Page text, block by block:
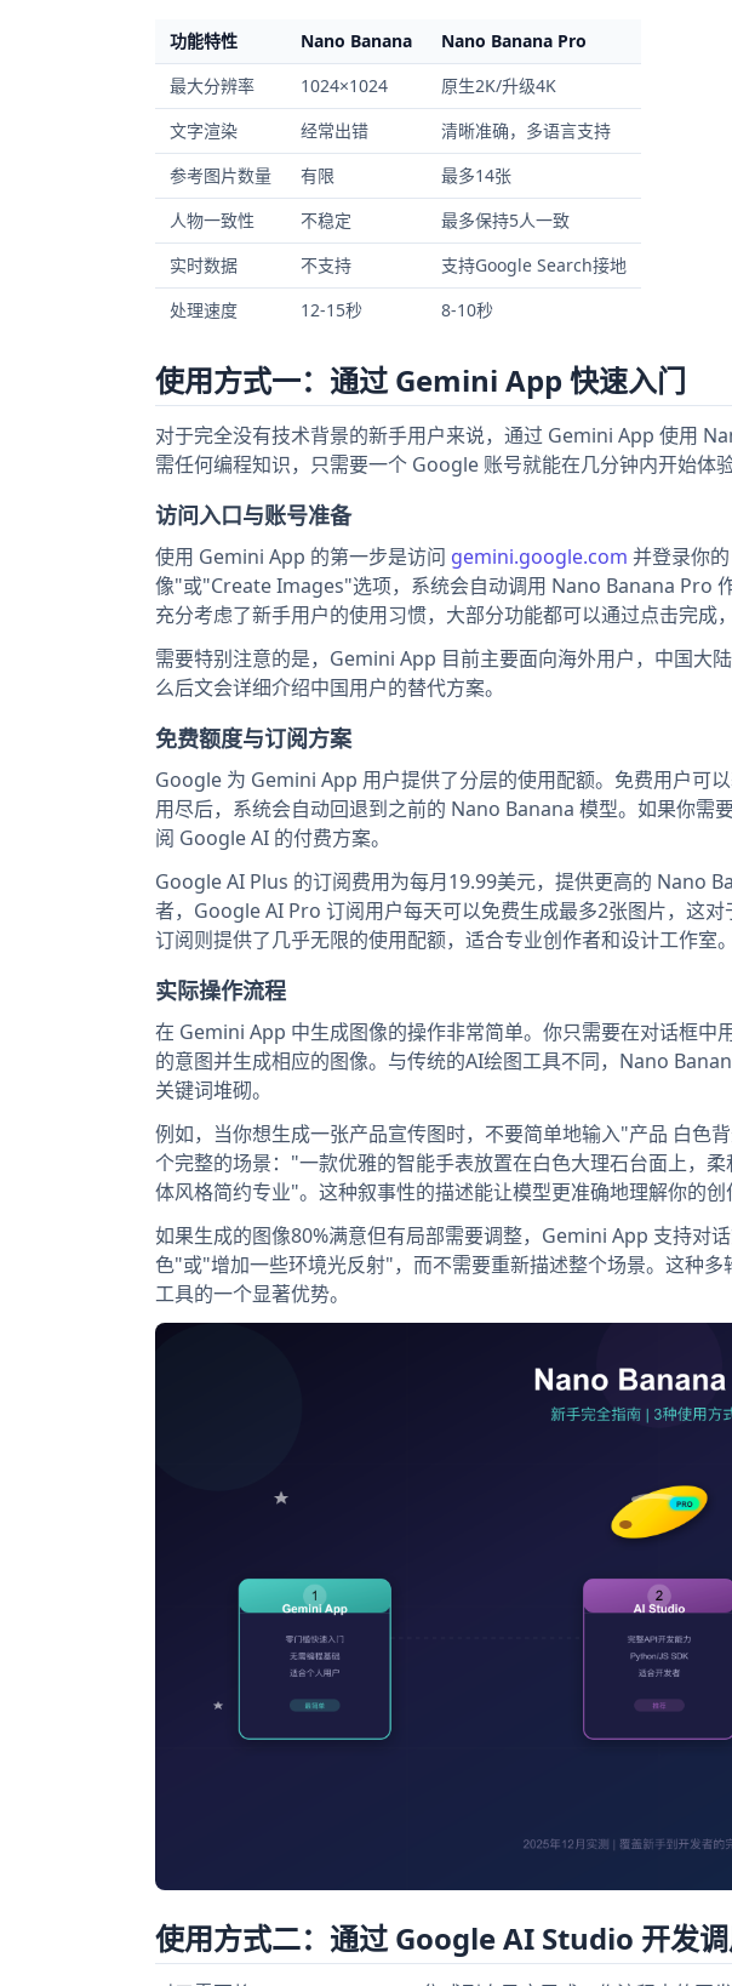
功能特性 Nano Banana
Nano Banana Pro
最大分辨率
1024×1024
原生2K/升级4K
文字渲染
经常出错
清晰准确，多语言支持
参考图片数量
有限
最多14张
人物一致性
不稳定
最多保持5人一致
实时数据
不支持
支持Google Search接地
处理速度
12-15秒 8-10秒
使用方式一：通过 Gemini App 快速入门
对于完全没有技术背景的新手用户来说，通过 Gemini App 使用
需任何编程知识，只需要一个 Google 账号就能在几分钟内开始体
访问入口与账号准备
使用 Gemini App 的第一步是访问 gemini.google.com 并登录你
像"或"Create Images"选项，系统会自动调用 Nano Banana Pro
充分考虑了新手用户的使用习惯，大部分功能都可以通过点击完成
需要特别注意的是，Gemini App 目前主要面向海外用户，中国大
么后文会详细介绍中国用户的替代方案。
免费额度与订阅方案
Google 为 Gemini App 用户提供了分层的使用配额。免费用户可
用尽后，系统会自动回退到之前的 Nano Banana 模型。如果你需
阅 Google AI 的付费方案。
Google AI Plus 的订阅费用为每月19.99美元，提供更高的 Nano
者，Google AI Pro 订阅用户每天可以免费生成最多2张图片，这
订阅则提供了几乎无限的使用配额，适合专业创作者和设计工作室。
实际操作流程
在 Gemini App 中生成图像的操作非常简单。你只需要在对话框中
的意图并生成相应的图像。与传统的AI绘图工具不同，Nano
关键词堆砌。
例如，当你想生成一张产品宣传图时，不要简单地输入"产品 白色
个完整的场景："一款优雅的智能手表放置在白色大理石台面上，
体风格简约专业"。这种叙事性的描述能让模型更准确地理解你的创
如果生成的图像80%满意但有局部需要调整，Gemini App 支持对
色"或"增加一些环境光反射"，而不需要重新描述整个场景。这种
工具的一个显著优势。
使用方式二：通过 Google AI Studio 开发